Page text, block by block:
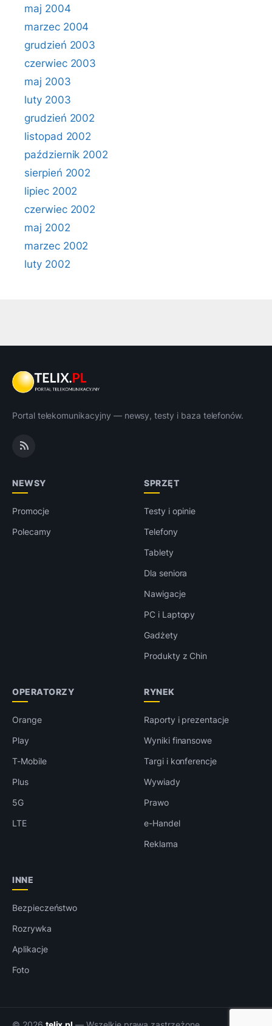
maj 2004
marzec 2004
grudzień 2003
czerwiec 2003
maj 2003
luty 2003
grudzień 2002
listopad 2002
październik 2002
sierpień 2002
lipiec 2002
czerwiec 2002
maj 2002
marzec 2002
luty 2002
Portal telekomunikacyjny — newsy, testy i baza telefonów.
NEWSY
Promocje
Polecamy
SPRZĘT
Testy i opinie
Telefony
Tablety
Dla seniora
Nawigacje
PC i Laptopy
Gadżety
Produkty z Chin
OPERATORZY
Orange
Play
T-Mobile
Plus
5G
LTE
RYNEK
Raporty i prezentacje
Wyniki finansowe
Targi i konferencje
Wywiady
Prawo
e-Handel
Reklama
INNE
Bezpieczeństwo
Rozrywka
Aplikacje
Foto